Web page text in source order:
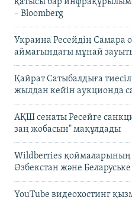
– Bloomberg
Украина Ресейдің Самара
аймағындағы мұнай
Қайрат Сатыбалдыға
жылдан кейін аукционда
АҚШ сенаты Ресейге
заң жобасын" мақұлдады
Wildberries қоймаларының
Өзбекстан және
YouTube видеохостинг